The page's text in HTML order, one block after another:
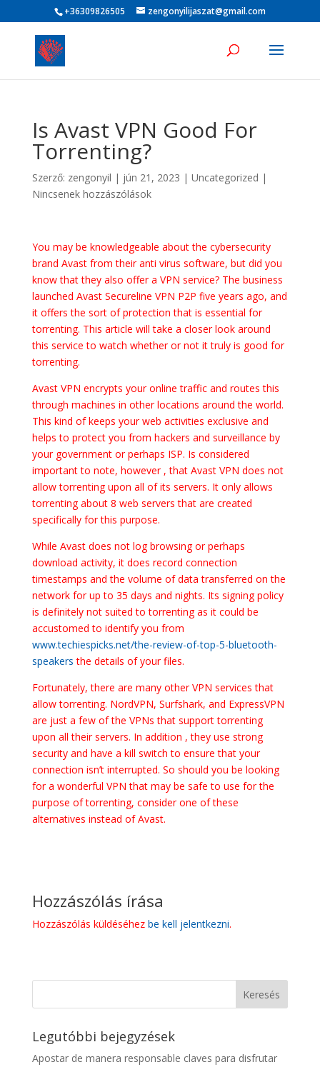
+36309826505 zengonyilijaszat@gmail.com
Is Avast VPN Good For
Torrenting?
Szerző: zengonyil | jún 21, 2023 | Uncategorized |
Nincsenek hozzászólások
You may be knowledgeable about the cybersecurity
brand Avast from their anti virus software, but did you
know that they also offer a VPN service? The business
launched Avast Secureline VPN P2P five years ago, and
it offers the sort of protection that is essential for
torrenting. This article will take a closer look around
this service to watch whether or not it truly is good for
torrenting.
Avast VPN encrypts your online traffic and routes this
through machines in other locations around the world.
This kind of keeps your web activities exclusive and
helps to protect you from hackers and surveillance by
your government or perhaps ISP. Is considered
important to note, however , that Avast VPN does not
allow torrenting upon all of its servers. It only allows
torrenting about 8 web servers that are created
specifically for this purpose.
While Avast does not log browsing or perhaps
download activity, it does record connection
timestamps and the volume of data transferred on the
network for up to 35 days and nights. Its signing policy
is definitely not suited to torrenting as it could be
accustomed to identify you from
www.techiespicks.net/the-review-of-top-5-bluetooth-
speakers the details of your files.
Fortunately, there are many other VPN services that
allow torrenting. NordVPN, Surfshark, and ExpressVPN
are just a few of the VPNs that support torrenting
upon all their servers. In addition , they use strong
security and have a kill switch to ensure that your
connection isn’t interrupted. So should you be looking
for a wonderful VPN that may be safe to use for the
purpose of torrenting, consider one of these
alternatives instead of Avast.
Hozzászólás írása
Hozzászólás küldéséhez be kell jelentkezni.
Legutóbbi bejegyzések
Apostar de manera responsable claves para disfrutar